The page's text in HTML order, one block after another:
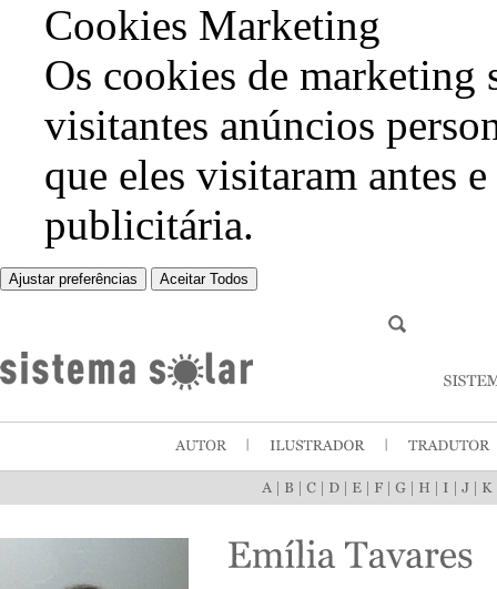
Cookies Marketing
Os cookies de marketing
visitantes anúncios
que eles visitaram antes
publicitária.
Ajustar preferências Aceitar Todos